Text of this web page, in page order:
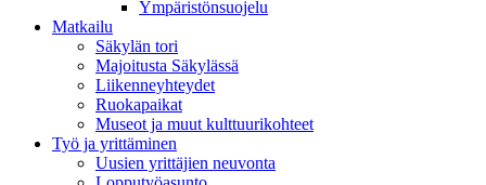
Ympäristönsuojelu
Mat­kailu
Säkylän tori
Majoitusta Säkylässä
Liikenneyhteydet
Ruokapaikat
Museot ja muut kulttuurikohteet
Työ ja yrittä­minen
Uusien yrittäjien neuvonta